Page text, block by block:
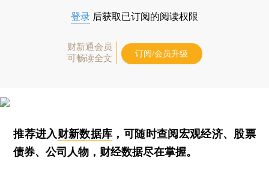
登录 后获取已订阅的阅读权限
财新通会员
可畅读全文
订阅/会员升级
推荐进入财新数据库 ，可随时查阅宏观经济、股票
债券、公司人物，财经数据尽在掌握。